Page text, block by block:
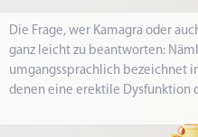
Die Frage, wer Kamagra oder
ganz leicht zu beantworten:
umgangssprachlich bezeichnet
denen eine erektile Dysfunktion